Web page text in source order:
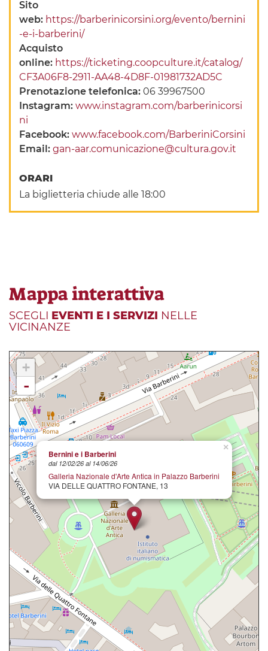
Sito
web: https://barberinicorsini.org/evento/bernini
-e-i-barberini/
Acquisto
online: https://ticketing.coopculture.it/catalog/
CF3A06F8-2911-AA48-4D8F-01981732AD5C
Prenotazione telefonica:06 39967500
Instagram:www.instagram.com/barberinicorsi
ni
Facebook:www.facebook.com/BarberiniCorsini
Email:gan-aar.comunicazione@cultura.gov.it
ORARI
La biglietteria chiude alle 18:00
Mappa interattiva
SCEGLI EVENTI E I SERVIZI NELLE
VICINANZE
×
Bernini e i Barberini
dal 12/02/26 al 14/06/26
Galleria Nazionale d'Arte Antica in Palazzo Barberini
VIA DELLE QUATTRO FONTANE, 13
+
-